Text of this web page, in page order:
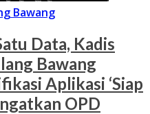
Bawang
Data, Kadis
Bawang
Aplikasi ‘Siap
OPD